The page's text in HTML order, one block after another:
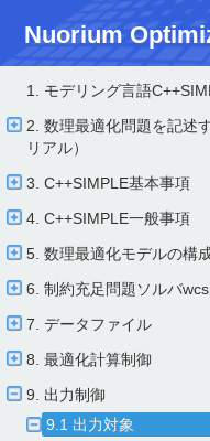
Nuorium
1. モデリング言語
2. 数理最適化問題を記述
リアル）
3. C++SIMPLE基本事項
4. C++SIMPLE一般事項
5. 数理最適化モデルの構
6. 制約充足問題ソルバ
7. データファイル
8. 最適化計算制御
9. 出力制御
9.1 出力対象